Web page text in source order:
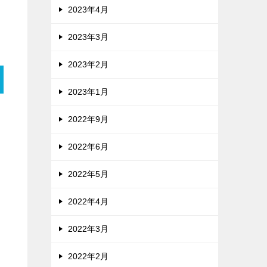
2023年4月
2023年3月
2023年2月
2023年1月
2022年9月
2022年6月
2022年5月
2022年4月
2022年3月
2022年2月